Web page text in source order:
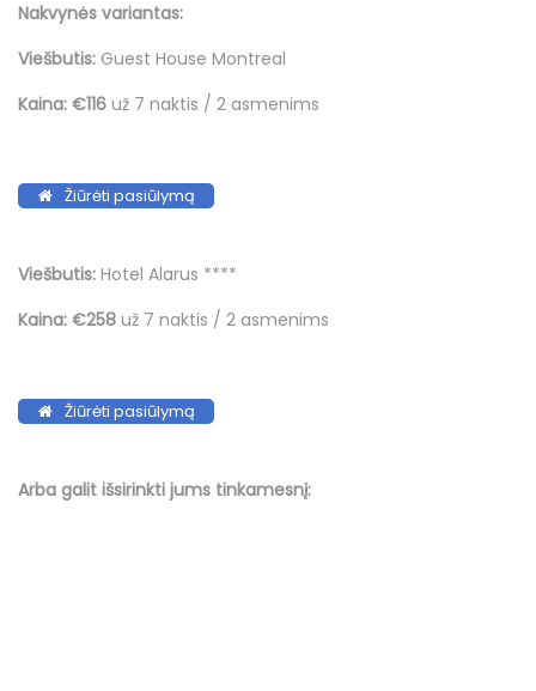
Nakvynės variantas:
Viešbutis: Guest House Montreal
Kaina: €116 už 7 naktis / 2 asmenims
Žiūrėti pasiūlymą
Viešbutis: Hotel Alarus ****
Kaina: €258 už 7 naktis / 2 asmenims
Žiūrėti pasiūlymą
Arba galit išsirinkti jums tinkamesnį: